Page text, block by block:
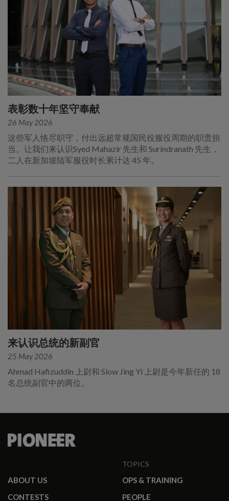
表彰数十年坚守奉献
26 May 2026
这些军人恪尽职守，付出远超常规国民役服役周期的职责担
当。让我们来认识Syed Mahazir 先生和 Surindranath 先生，
二人在新加坡陆军服役时长累计达 45 年。
来认识总统的新副官
25 May 2026
Ahmad Hafizuddin 上尉和 Siow Jing Yi 上尉是今年新任的 18
名总统副官中的两位。
ABOUT US
CONTESTS
TOPICS
OPS & TRAINING
PEOPLE